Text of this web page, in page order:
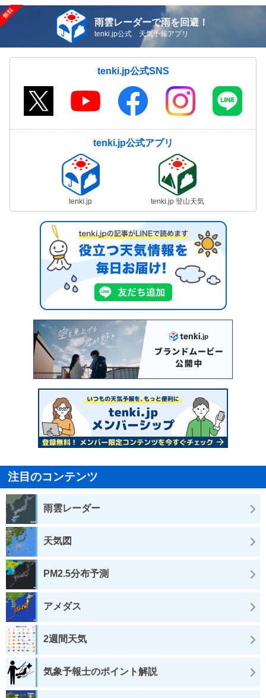
雨雲レーダーで雨を回避！
tenki.jp公式 天気予報アプリ
tenki.jp公式SNS
tenki.jp公式アプリ
tenki.jp tenki.jp 登山天気
注目のコンテンツ
雨雲レーダー
天気図
PM2.5分布予測
アメダス
2週間天気
気象予報士のポイント解説